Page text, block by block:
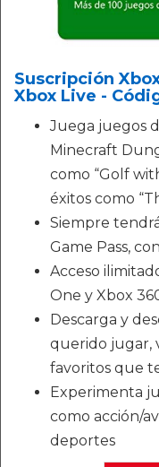
Suscripción
Xbox Live -
Juega juegos
Minecraft
como “Golf
éxitos como
Siempre
Game Pass,
Acceso
One y Xbox
Descarga y
querido jugar,
favoritos que
Experimenta
como acción/
deportes